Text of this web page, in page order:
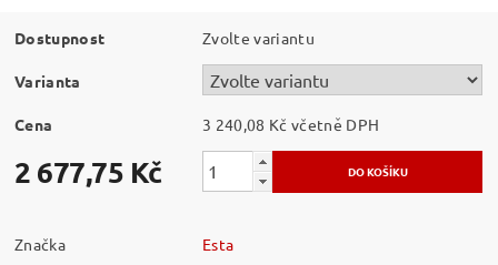
Dostupnost Zvolte variantu
Varianta
Cena 3 240,08 Kč včetně DPH
2 677,75 Kč
Značka
Esta